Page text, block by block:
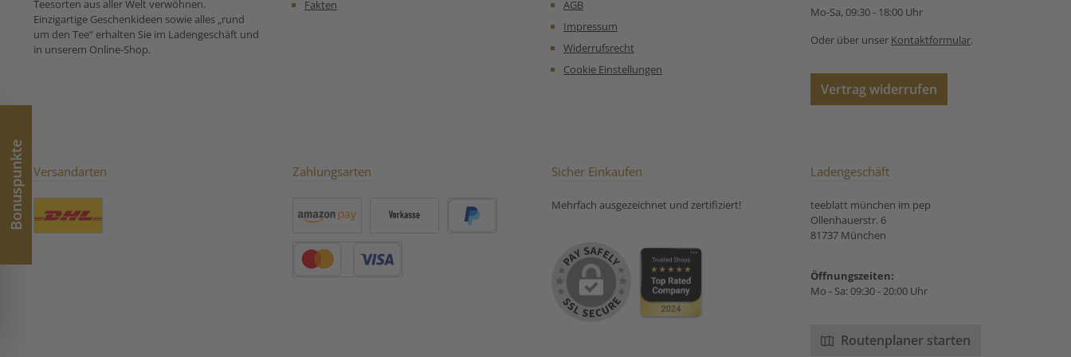
Teesorten aus aller Welt verwöhnen.
Einzigartige Geschenkideen sowie alles „rund
um den Tee“ erhalten Sie im Ladengeschäft und
in unserem Online-Shop.
Fakten
AGB
Impressum
Widerrufsrecht
Cookie Einstellungen
Mo-Sa, 09:30 - 18:00 Uhr
Oder über unser Kontaktformular.
Vertrag widerrufen
Versandarten Zahlungsarten Sicher Einkaufen
Mehrfach ausgezeichnet und zertifiziert!
Ladengeschäft
teeblatt münchen im pep
Ollenhauerstr. 6
81737 München
Öffnungszeiten:
Mo - Sa: 09:30 - 20:00 Uhr
Routenplaner starten
Bonuspunkte